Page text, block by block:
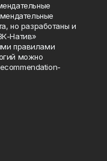
но разработаны и
Натив»
правилами
можно